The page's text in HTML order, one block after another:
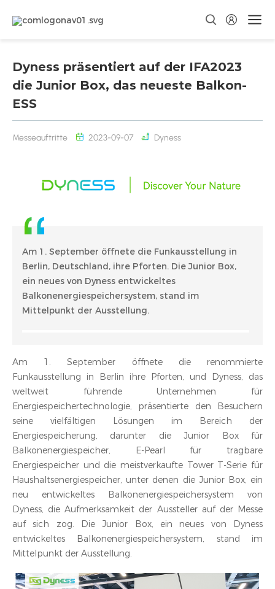
Dyness präsentiert auf der IFA2023
die Junior Box, das neueste Balkon-
ESS
Messeauftritte 2023-09-07 Dyness
Am 1. September öffnete die Funkausstellung in
Berlin, Deutschland, ihre Pforten. Die Junior Box,
ein neues von Dyness entwickeltes
Balkonenergiespeichersystem, stand im
Mittelpunkt der Ausstellung.
Am 1. September öffnete die renommierte
Funkausstellung in Berlin ihre Pforten, und Dyness, das
weltweit führende Unternehmen für
Energiespeichertechnologie, präsentierte den Besuchern
seine vielfältigen Lösungen im Bereich der
Energiespeicherung, darunter die Junior Box für
Balkonenergiespeicher, E-Pearl für tragbare
Energiespeicher und die meistverkaufte Tower T-Serie für
Haushaltsenergiespeicher, unter denen die Junior Box, ein
neu entwickeltes Balkonenergiespeichersystem von
Dyness, die Aufmerksamkeit der Aussteller auf der Messe
auf sich zog. Die Junior Box, ein neues von Dyness
entwickeltes Balkonenergiespeichersystem, stand im
Mittelpunkt der Ausstellung.